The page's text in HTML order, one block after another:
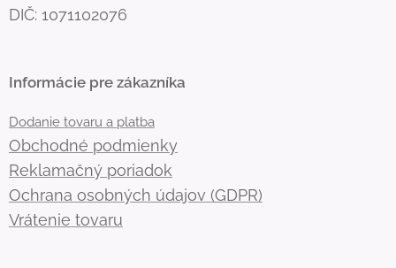
DIČ: 1071102076
Informácie pre zákazníka
Dodanie tovaru a platba
Obchodné podmienky
Reklamačný poriadok
Ochrana osobných údajov (GDPR)
Vrátenie tovaru